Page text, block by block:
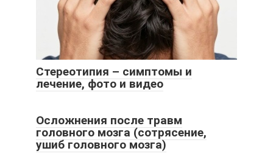
Стереотипия – симптомы и
лечение, фото и видео
Осложнения после травм
головного мозга (сотрясение,
ушиб головного мозга)